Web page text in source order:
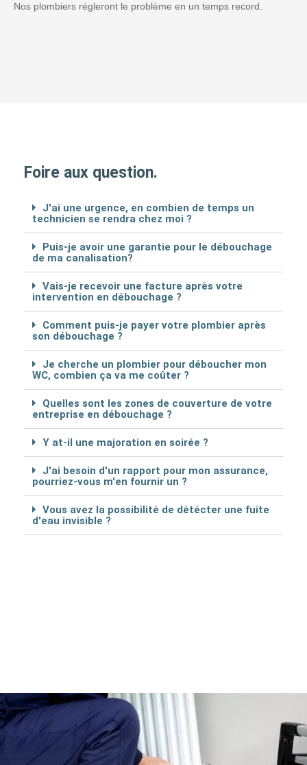
Nos plombiers régleront le problème en un temps record.
Foire aux question.
J'ai une urgence, en combien de temps un
technicien se rendra chez moi ?
Puis-je avoir une garantie pour le débouchage
de ma canalisation?
Vais-je recevoir une facture après votre
intervention en débouchage ?
Comment puis-je payer votre plombier après
son débouchage ?
Je cherche un plombier pour déboucher mon
WC, combien ça va me coûter ?
Quelles sont les zones de couverture de votre
entreprise en débouchage ?
Y at-il une majoration en soirée ?
J'ai besoin d'un rapport pour mon assurance,
pourriez-vous m'en fournir un ?
Vous avez la possibilité de détécter une fuite
d'eau invisible ?